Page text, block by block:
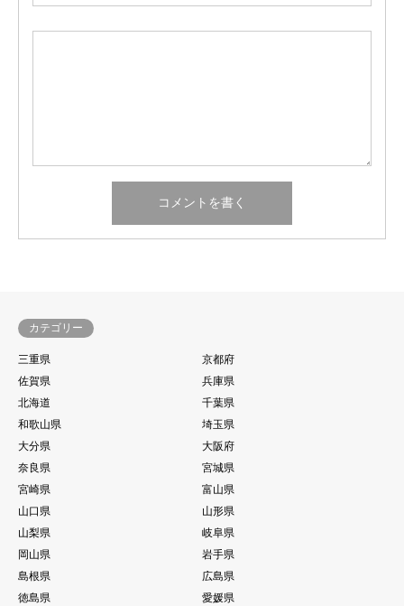
カテゴリー
三重県
京都府
佐賀県
兵庫県
北海道
千葉県
和歌山県
埼玉県
大分県
大阪府
奈良県
宮城県
宮崎県
富山県
山口県
山形県
山梨県
岐阜県
岡山県
岩手県
島根県
広島県
徳島県
愛媛県